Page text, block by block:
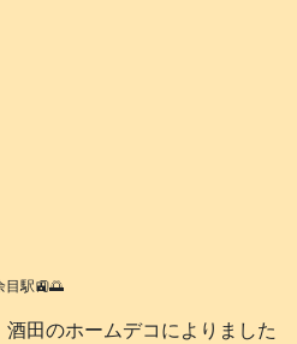
目駅🚉🌅
田のホームデコによりました